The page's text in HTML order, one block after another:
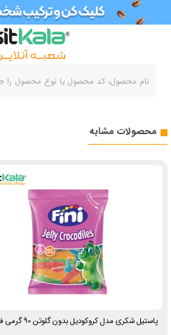
محصولات مشابه
پاستیل شکری مدل کروکودیل بدون گلوتن 90 گرمی فینی